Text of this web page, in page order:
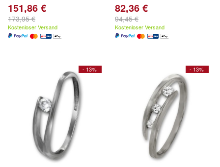
151,86 €
173,95 €
Kostenloser Versand
82,36 €
94,45 €
Kostenloser Versand
- 13% - 13%